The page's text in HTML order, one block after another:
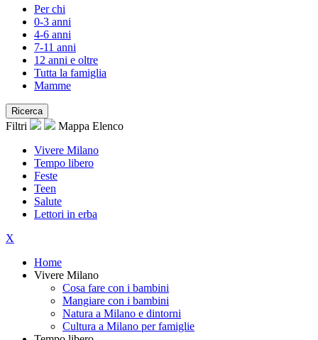
Per chi
0-3 anni
4-6 anni
7-11 anni
12 anni e oltre
Tutta la famiglia
Mamme
Ricerca
Filtri Mappa Elenco
Vivere Milano
Tempo libero
Feste
Teen
Salute
Lettori in erba
X
Home
Vivere Milano
Cosa fare con i bambini
Mangiare con i bambini
Natura a Milano e dintorni
Cultura a Milano per famiglie